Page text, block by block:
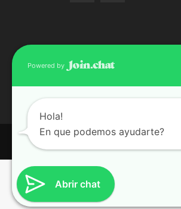
Copyright 2026 | Grupo 90
Abrir chat
Powered by
Hola!
En que podemos ayudarte?